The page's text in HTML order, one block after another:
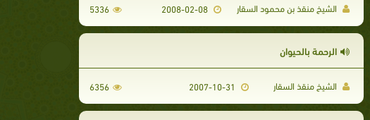
الشيخ منقذ بن محمود السقار 2008-02-08
5336
الرحمة بالحيوان
الشيخ منقذ السقار 6356